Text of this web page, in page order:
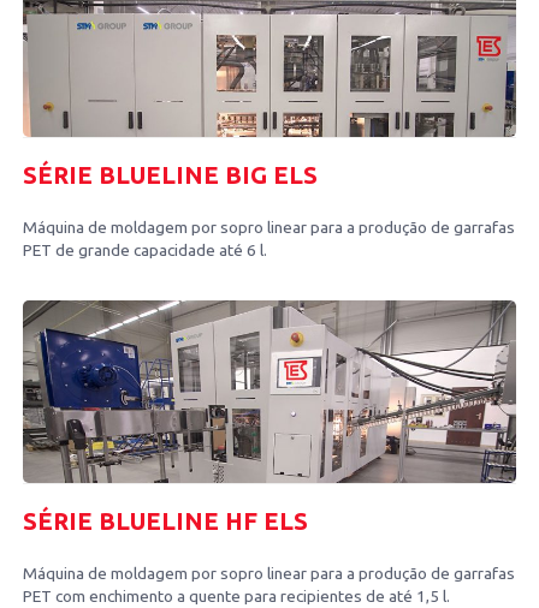
SÉRIE BLUELINE BIG ELS
Máquina de moldagem por sopro linear para a produção de garrafas
PET de grande capacidade até 6 l.
SÉRIE BLUELINE HF ELS
Máquina de moldagem por sopro linear para a produção de garrafas
PET com enchimento a quente para recipientes de até 1,5 l.